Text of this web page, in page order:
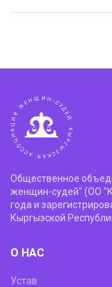
Общественное
женщин-судей" (ОО
года и
Кыргызской
О НАС
Устав